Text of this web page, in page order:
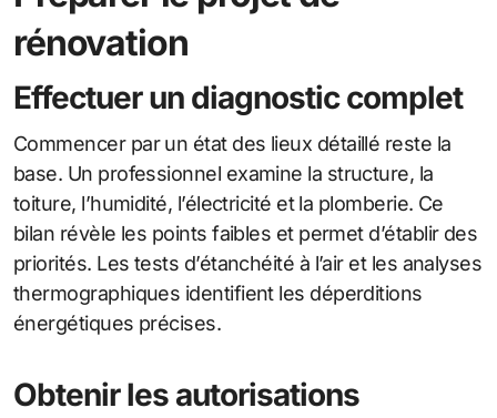
rénovation
Effectuer un diagnostic complet
Commencer par un état des lieux détaillé reste la
base. Un professionnel examine la structure, la
toiture, l’humidité, l’électricité et la plomberie. Ce
bilan révèle les points faibles et permet d’établir des
priorités. Les tests d’étanchéité à l’air et les analyses
thermographiques identifient les déperditions
énergétiques précises.
Obtenir les autorisations